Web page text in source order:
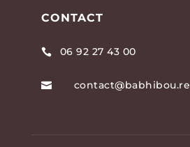
CONTACT
 06 92 27 43 00
 contact@babhibou.re